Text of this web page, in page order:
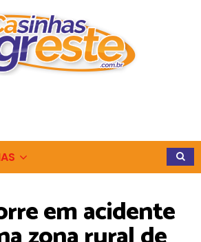
em acidente